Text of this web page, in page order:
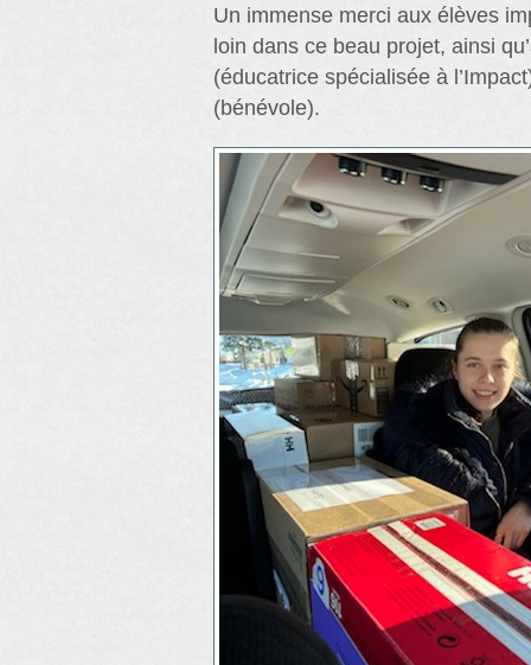
Un immense merci aux élèves
loin dans ce beau projet, ainsi
(éducatrice spécialisée à
(bénévole).